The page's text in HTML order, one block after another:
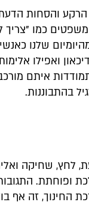
והסחות
כמו "צריך
שלנו
ואפילו
איתם
בהתבוננות.
לחץ, שחיקה
ופוחתת.
החינוך, זה אף